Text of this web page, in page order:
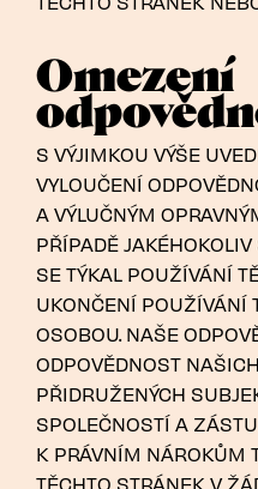
Omezení
S VÝJIMKOU VÝŠE
VYLOUČENÍ
A VÝLUČNÝM
PŘÍPADĚ
SE TÝKAL POUŽÍVÁNÍ
UKONČENÍ POUŽÍVÁNÍ
OSOBOU. NAŠE
ODPOVĚDNOST
PŘIDRUŽENÝCH
SPOLEČNOSTÍ A
K PRÁVNÍM NÁROKŮM
TĚCHTO STRÁNEK V